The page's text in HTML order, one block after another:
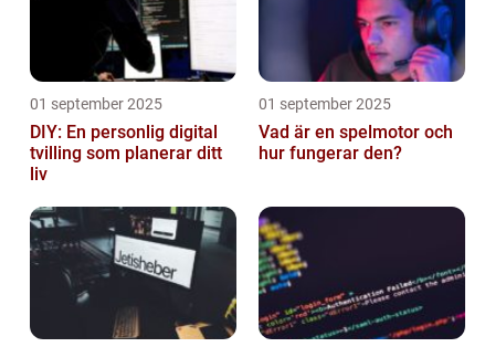
01 september 2025
DIY: En personlig digital
tvilling som planerar ditt
liv
01 september 2025
Vad är en spelmotor och
hur fungerar den?